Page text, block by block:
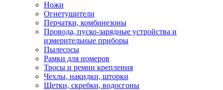
Ножи
Огнетушители
Перчатки, комбинезоны
Провода, пуско-зарядные устройства и
измерительные приборы
Пылесосы
Рамки для номеров
Тросы и ремни крепления
Чехлы, накидки, шторки
Щетки, скребки, водосгоны